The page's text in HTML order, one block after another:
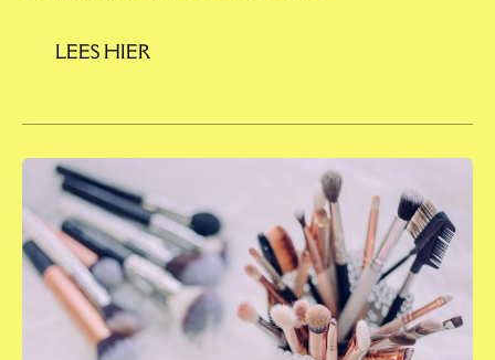
LEES HIER
COSMETICA:
WAT
ZIT
ER
ÉCHT
IN
DIE
POTJES
EN
TUBES?